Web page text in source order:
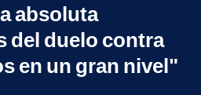
absoluta
del duelo contra
en un gran nivel"